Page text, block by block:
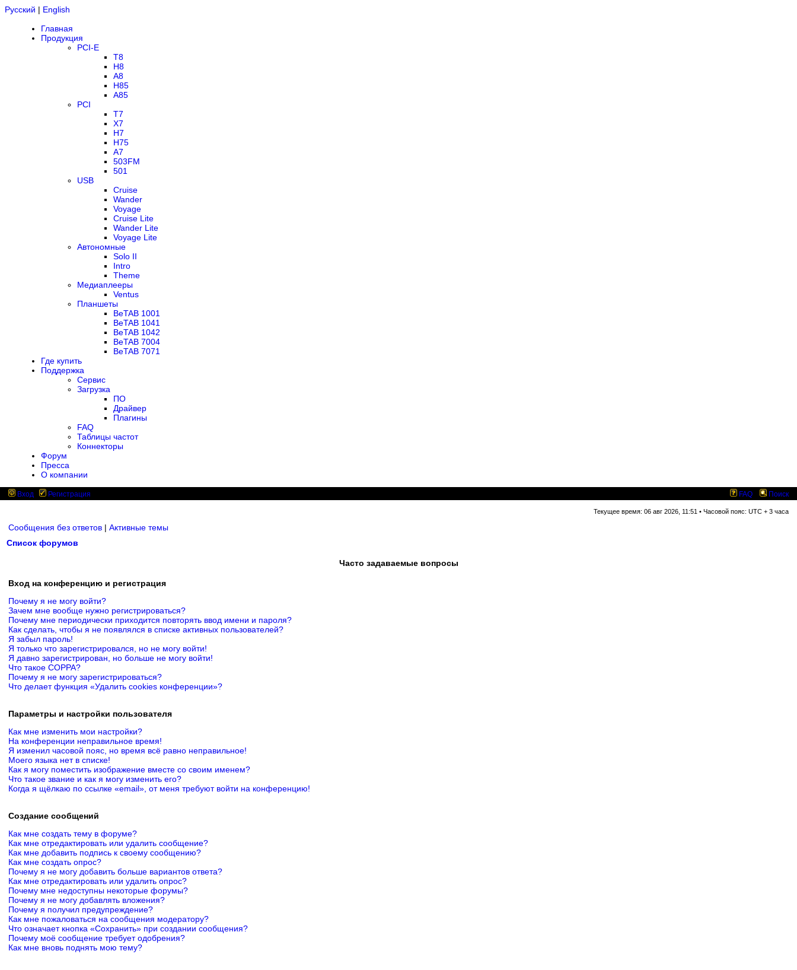
Русский | English
Главная
Продукция
PCI-E
T8
H8
A8
H85
A85
PCI
T7
X7
H7
H75
A7
503FM
501
USB
Cruise
Wander
Voyage
Cruise Lite
Wander Lite
Voyage Lite
Автономные
Solo II
Intro
Theme
Медиаплееры
Ventus
Планшеты
BeTAB 1001
BeTAB 1041
BeTAB 1042
BeTAB 7004
BeTAB 7071
Где купить
Поддержка
Сервис
Загрузка
ПО
Драйвер
Плагины
FAQ
Таблицы частот
Коннекторы
Форум
Пресса
О компании
Вход Регистрация FAQ Поиск
Текущее время: 06 авг 2026, 11:51 • Часовой пояс: UTC + 3 часа
Сообщения без ответов | Активные темы
Список форумов
Часто задаваемые вопросы
Вход на конференцию и регистрация
Почему я не могу войти?
Зачем мне вообще нужно регистрироваться?
Почему мне периодически приходится повторять ввод имени и пароля?
Как сделать, чтобы я не появлялся в списке активных пользователей?
Я забыл пароль!
Я только что зарегистрировался, но не могу войти!
Я давно зарегистрирован, но больше не могу войти!
Что такое COPPA?
Почему я не могу зарегистрироваться?
Что делает функция «Удалить cookies конференции»?
Параметры и настройки пользователя
Как мне изменить мои настройки?
На конференции неправильное время!
Я изменил часовой пояс, но время всё равно неправильное!
Моего языка нет в списке!
Как я могу поместить изображение вместе со своим именем?
Что такое звание и как я могу изменить его?
Когда я щёлкаю по ссылке «email», от меня требуют войти на конференцию!
Создание сообщений
Как мне создать тему в форуме?
Как мне отредактировать или удалить сообщение?
Как мне добавить подпись к своему сообщению?
Как мне создать опрос?
Почему я не могу добавить больше вариантов ответа?
Как мне отредактировать или удалить опрос?
Почему мне недоступны некоторые форумы?
Почему я не могу добавлять вложения?
Почему я получил предупреждение?
Как мне пожаловаться на сообщения модератору?
Что означает кнопка «Сохранить» при создании сообщения?
Почему моё сообщение требует одобрения?
Как мне вновь поднять мою тему?